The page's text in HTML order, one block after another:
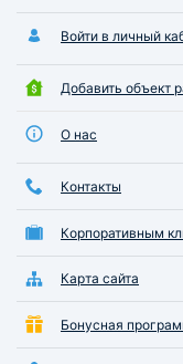
Войти в личный
Добавить объект
О нас
Контакты
Корпоративным
Карта сайта
Бонусная